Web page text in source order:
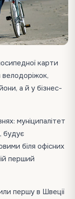
карти
а й у бізнес-
муніципалітет
будує
біля офісних
перший
першу в Швеції